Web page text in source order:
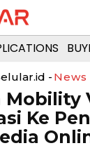
- News
Mobility
Ke